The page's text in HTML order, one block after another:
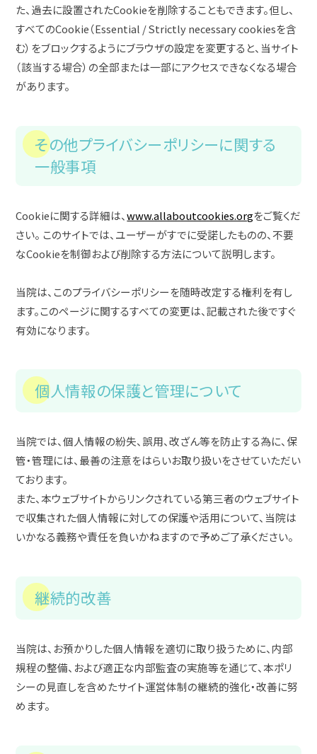
た、過去に設置されたCookieを削除することもできます。但し、
すべてのCookie（Essential / Strictly necessary cookiesを含
む）をブロックするようにブラウザの設定を変更すると、当サイト
（該当する場合）の全部または一部にアクセスできなくなる場合
があります。
その他プライバシーポリシーに関する
一般事項
Cookieに関する詳細は、www.allaboutcookies.orgをご覧くだ
さい。 このサイトでは、ユーザーがすでに受諾したものの、不要
なCookieを制御および削除する方法について説明します。
当院は、このプライバシーポリシーを随時改定する権利を有し
ます。このページに関するすべての変更は、記載された後ですぐ
有効になります。
個人情報の保護と管理について
当院では、個人情報の紛失、誤用、改ざん等を防止する為に、保
管・管理には、最善の注意をはらいお取り扱いをさせていただい
ております。
また、本ウェブサイトからリンクされている第三者のウェブサイト
で収集された個人情報に対しての保護や活用について、当院は
いかなる義務や責任を負いかねますので予めご了承ください。
継続的改善
当院は、お預かりした個人情報を適切に取り扱うために、内部
規程の整備、および適正な内部監査の実施等を通じて、本ポリ
シーの見直しを含めたサイト運営体制の継続的強化・改善に努
めます。